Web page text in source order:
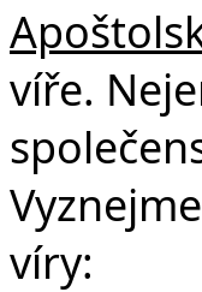
víře.
víry: